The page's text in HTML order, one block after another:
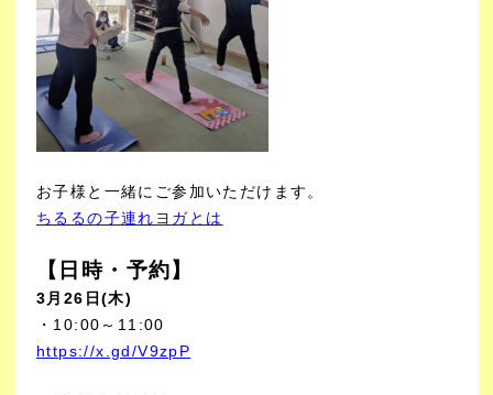
お子様と一緒にご参加いただけます。
ちるるの子連れヨガとは
【日時・予約】
3月26日(木)
・10:00～11:00
https://x.gd/V9zpP